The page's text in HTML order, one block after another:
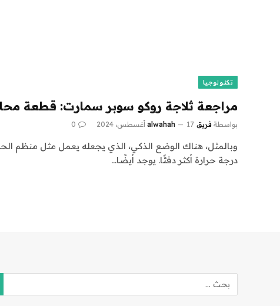
تكنولوجيا
مراجعة ثلاجة روكو سوبر سمارت: قطعة
بواسطة فريق alwahah 17 أغسطس، 2024 0
وبالمثل، هناك الوضع الذكي، الذي يجعله يعمل مثل منظم
درجة حرارة أكثر دفئًا. يوجد أيضًا…